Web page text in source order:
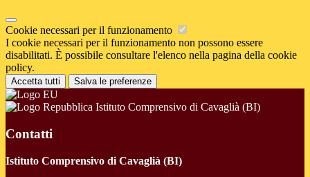
Cookie necessari per il funzionamento
I cookie necessari per il funzionamento non possono essere
disabilitati. È possibile consultare l'elenco nella pagina della cookie
policy.
Accetta tutti Salva le preferenze
Istituto Comprensivo di Cavaglià (BI)
Contatti
Istituto Comprensivo di Cavaglià (BI)